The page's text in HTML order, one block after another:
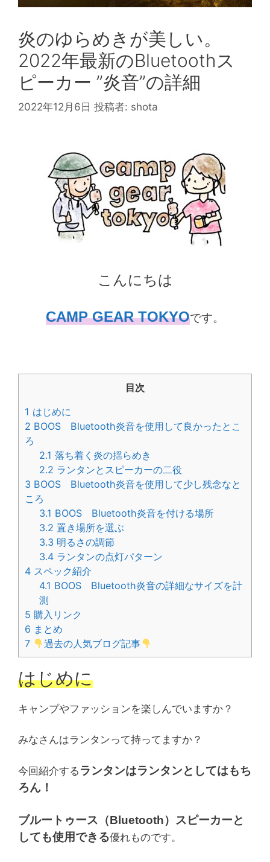
炎のゆらめきが美しい。
2022年最新のBluetoothス
ピーカー ”炎音”の詳細
2022年12月6日 投稿者: shota
こんにちは
CAMP GEAR TOKYOです。
目次
1 はじめに
2 BOOS Bluetooth炎音を使用して良かったとこ
ろ
2.1 落ち着く炎の揺らめき
2.2 ランタンとスピーカーの二役
3 BOOS Bluetooth炎音を使用して少し残念なと
ころ
3.1 BOOS Bluetooth炎音を付ける場所
3.2 置き場所を選ぶ
3.3 明るさの調節
3.4 ランタンの点灯パターン
4 スペック紹介
4.1 BOOS Bluetooth炎音の詳細なサイズを計
測
5 購入リンク
6 まとめ
7
過去の人気ブログ記事
はじめに
キャンプやファッションを楽しんでいますか？
みなさんはランタンって持ってますか？
今回紹介する ランタンはランタンとしてはもち
ろん！
ブルートゥース（Bluetooth）スピーカーと
しても使用できる優れものです。